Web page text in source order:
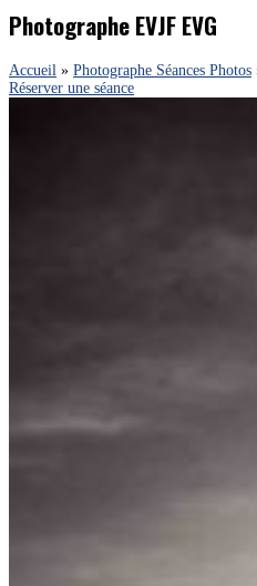
Photographe EVJF EVG
Accueil » Photographe Séances Photos
Réserver une séance